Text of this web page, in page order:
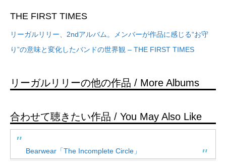
THE FIRST TIMES
リーガルリリー、2ndアルバム。メンバーが作品に感じる“お守
り”の意味と変化したバンドの世界観 – THE FIRST TIMES
リーガルリリーの他の作品 / More Albums
合わせて聴きたい作品 / You May Also Like
Bearwear「The Incomplete Circle」